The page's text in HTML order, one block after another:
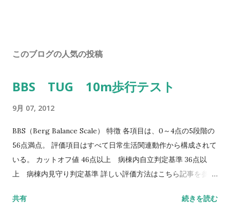
このブログの人気の投稿
BBS TUG 10m歩行テスト
9月 07, 2012
BBS（Berg Balance Scale） 特徴 各項目は、0～4点の5段階の
56点満点。 評価項目はすべて日常生活関連動作から構成されて
いる。 カットオフ値 46点以上 病棟内自立判定基準 36点以
上 病棟内見守り判定基準 詳しい評価方法はこちら記事を参照
TUG（Timed Up to Go）テスト 方法 肘掛つきの椅子から立
共有 続きを読む